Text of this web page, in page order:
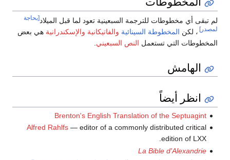
تبقى أي مخطوطات للترجمة السبعينية تعود لما قبل الميلاد [بحاجة
، لكنالمخطوطة السينائية والفاتيكانية والإسكندرانيةهي بعض
التي تستعملالنص السبعيني.
الهامش
انظر أيضاً
Brenton's English Translation of the Septuagint
Alfred Rahlfs— editor of a commonly distributed critical
edition of LXX.
La Bible d'Alexandrie